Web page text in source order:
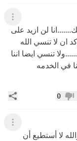
عرض
لن ازيد على
ان لا تنسي الله
تنسي ايضا اننا
في الخدمه
عدم إعجاب
0
عرض
لا أستطيع أن